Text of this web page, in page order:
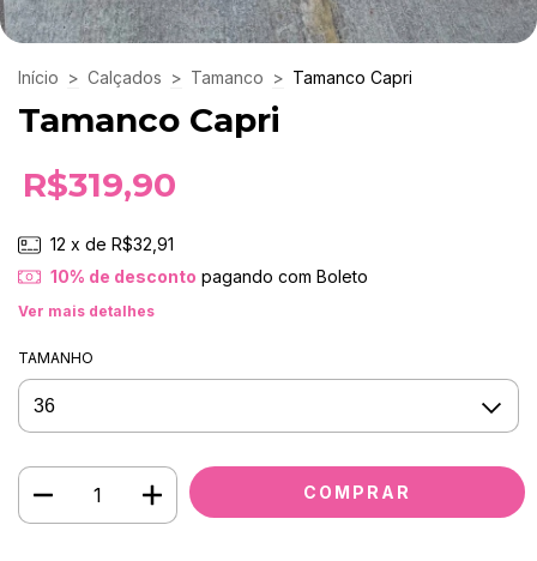
Início > Calçados > Tamanco > Tamanco Capri
Tamanco Capri
R$319,90
12 x de R$32,91
10% de desconto pagando com Boleto
Ver mais detalhes
TAMANHO